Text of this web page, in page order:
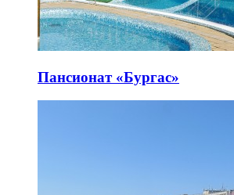
Пансионат «Бургас»